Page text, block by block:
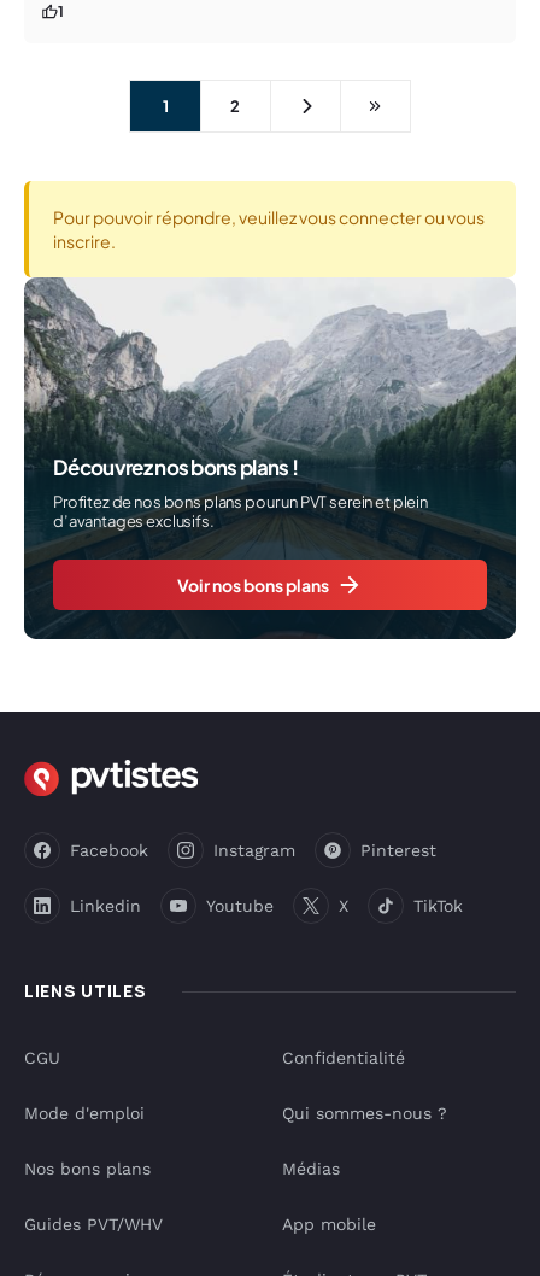
1
1 2
Pour pouvoir répondre, veuillez vous connecter ou vous
inscrire.
Découvrez nos bons plans !
Profitez de nos bons plans pour un PVT serein et plein
d’avantages exclusifs.
Voir nos bons plans
LIENS UTILES
Facebook Instagram Pinterest
Linkedin Youtube X TikTok
CGU
Mode d'emploi
Nos bons plans
Guides PVT/WHV
Confidentialité
Qui sommes-nous ?
Médias
App mobile